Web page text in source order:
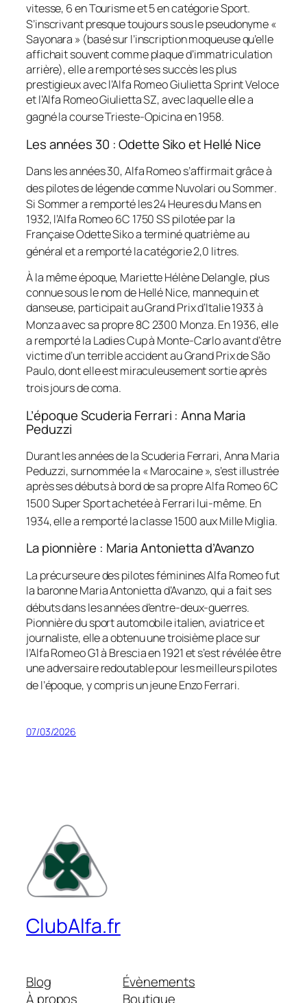
vitesse, 6 en Tourisme et 5 en catégorie Sport.
S’inscrivant presque toujours sous le pseudonyme «
Sayonara » (basé sur l’inscription moqueuse qu’elle
affichait souvent comme plaque d’immatriculation
arrière), elle a remporté ses succès les plus
prestigieux avec l’Alfa Romeo Giulietta Sprint Veloce
et l’Alfa Romeo Giulietta SZ, avec laquelle elle a
gagné la course Trieste-Opicina en 1958.
Les années 30 : Odette Siko et Hellé Nice
Dans les années 30, Alfa Romeo s’affirmait grâce à
des pilotes de légende comme Nuvolari ou Sommer.
Si Sommer a remporté les 24 Heures du Mans en
1932, l’Alfa Romeo 6C 1750 SS pilotée par la
Française Odette Siko a terminé quatrième au
général et a remporté la catégorie 2,0 litres.
À la même époque, Mariette Hélène Delangle, plus
connue sous le nom de Hellé Nice, mannequin et
danseuse, participait au Grand Prix d’Italie 1933 à
Monza avec sa propre 8C 2300 Monza. En 1936, elle
a remporté la Ladies Cup à Monte-Carlo avant d’être
victime d’un terrible accident au Grand Prix de São
Paulo, dont elle est miraculeusement sortie après
trois jours de coma.
L’époque Scuderia Ferrari : Anna Maria
Peduzzi
Durant les années de la Scuderia Ferrari, Anna Maria
Peduzzi, surnommée la « Marocaine », s’est illustrée
après ses débuts à bord de sa propre Alfa Romeo 6C
1500 Super Sport achetée à Ferrari lui-même. En
1934, elle a remporté la classe 1500 aux Mille Miglia.
La pionnière : Maria Antonietta d’Avanzo
La précurseure des pilotes féminines Alfa Romeo fut
la baronne Maria Antonietta d’Avanzo, qui a fait ses
débuts dans les années d’entre-deux-guerres.
Pionnière du sport automobile italien, aviatrice et
journaliste, elle a obtenu une troisième place sur
l’Alfa Romeo G1 à Brescia en 1921 et s’est révélée être
une adversaire redoutable pour les meilleurs pilotes
de l’époque, y compris un jeune Enzo Ferrari.
07/03/2026
ClubAlfa.fr
Blog
À propos
Évènements
Boutique